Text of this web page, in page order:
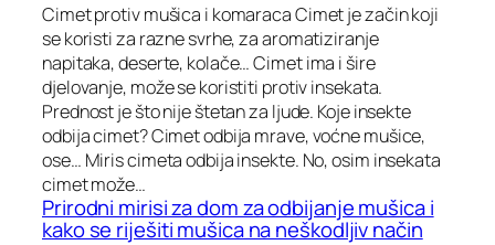
Cimet protiv mušica i komaraca Cimet je začin koji
se koristi za razne svrhe, za aromatiziranje
napitaka, deserte, kolače… Cimet ima i šire
djelovanje, može se koristiti protiv insekata.
Prednost je što nije štetan za ljude. Koje insekte
odbija cimet? Cimet odbija mrave, voćne mušice,
ose… Miris cimeta odbija insekte. No, osim insekata
cimet može…
Prirodni mirisi za dom za odbijanje mušica i
kako se riješiti mušica na neškodljiv način